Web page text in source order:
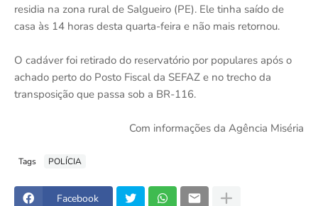
residia na zona rural de Salgueiro (PE). Ele tinha saído de
casa às 14 horas desta quarta-feira e não mais retornou.
O cadáver foi retirado do reservatório por populares após o
achado perto do Posto Fiscal da SEFAZ e no trecho da
transposição que passa sob a BR-116.
Com informações da Agência Miséria
Tags POLÍCIA
Facebook